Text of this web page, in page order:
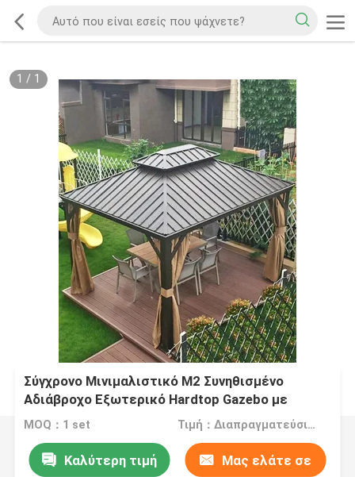
1 / 1
Σύγχρονο Μινιμαλιστικό M2 Συνηθισμένο
Αδιάβροχο Εξωτερικό Hardtop Gazebo με
Κρυμμένο Σωλήνα Αποχέτευσης
MOQ：1 set Τιμή：Διαπραγματεύσιμα
Καλύτερη τιμή Μας ελάτε σε